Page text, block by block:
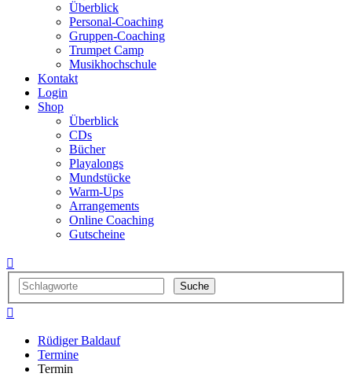
Überblick
Personal-Coaching
Gruppen-Coaching
Trumpet Camp
Musikhochschule
Kontakt
Login
Shop
Überblick
CDs
Bücher
Playalongs
Mundstücke
Warm-Ups
Arrangements
Online Coaching
Gutscheine


Rüdiger Baldauf
Termine
Termin